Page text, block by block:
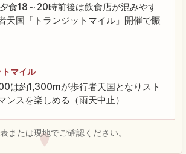
食18～20時前後は飲食店が混みやす
天国「トランジットマイル」開催で賑
マイル
は約1,300mが歩行者天国となりスト
ンスを楽しめる（雨天中止）
または現地でご確認ください。